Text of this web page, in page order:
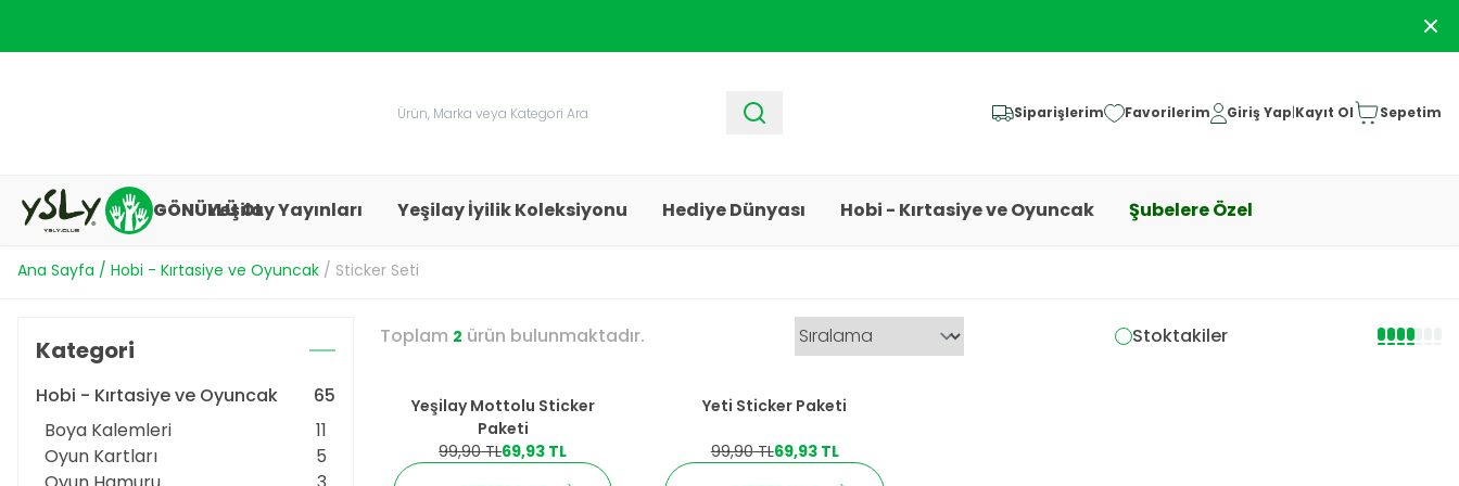
Siparişlerim Favorilerim Giriş Yap|Kayıt Ol Sepetim
Yeşilay Yayınları Yeşilay İyilik Koleksiyonu Hediye Dünyası Hobi - Kırtasiye ve Oyuncak Şubelere Özel
GÖNÜLLÜ OL
Ana Sayfa / Hobi - Kırtasiye ve Oyuncak / Sticker Seti
Kategori
Hobi - Kırtasiye ve Oyuncak
65
Boya Kalemleri
11
Oyun Kartları
5
Toplam 2 ürün bulunmaktadır. Stoktakiler
30İndirim
Yeşilay Mottolu Sticker
Paketi
99,90TL69,93 TL
İndirim
Yeti Sticker Paketi
99,90TL69,93TL